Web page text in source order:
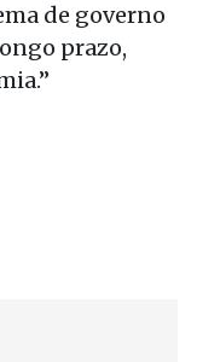
de governo
prazo,